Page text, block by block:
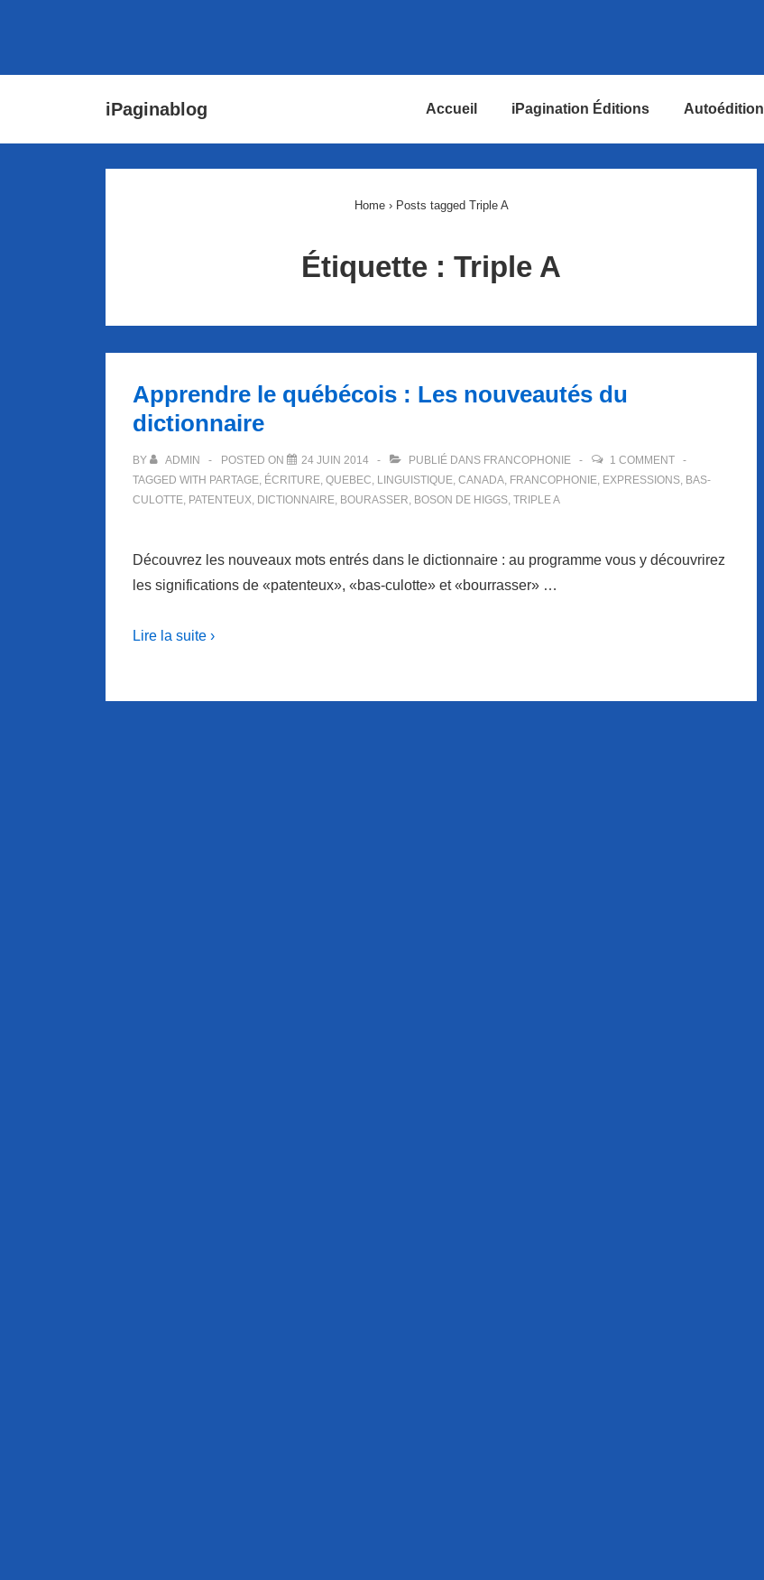
iPaginablog Accueil iPagination Éditions Autoédition
Home › Posts tagged Triple A
Étiquette :Triple A
Apprendre le québécois : Les nouveautés du
dictionnaire
BY ADMIN POSTED ON 24 JUIN 2014 PUBLIÉ DANS FRANCOPHONIE
1 COMMENT
TAGGED WITH PARTAGE, ÉCRITURE, QUEBEC, LINGUISTIQUE, CANADA, FRANCOPHONIE, EXPRESSIONS, BAS-
CULOTTE, PATENTEUX, DICTIONNAIRE, BOURASSER, BOSON DE HIGGS, TRIPLE A
Découvrez les nouveaux mots entrés dans le dictionnaire : au programme vous y découvrirez
les significations de «patenteux», «bas-culotte» et «bourrasser» …
Lire la suite ›